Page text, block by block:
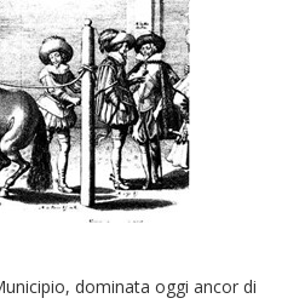
dominata oggi ancor di